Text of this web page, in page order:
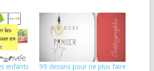
enfants
99 dessins pour ne plus faire